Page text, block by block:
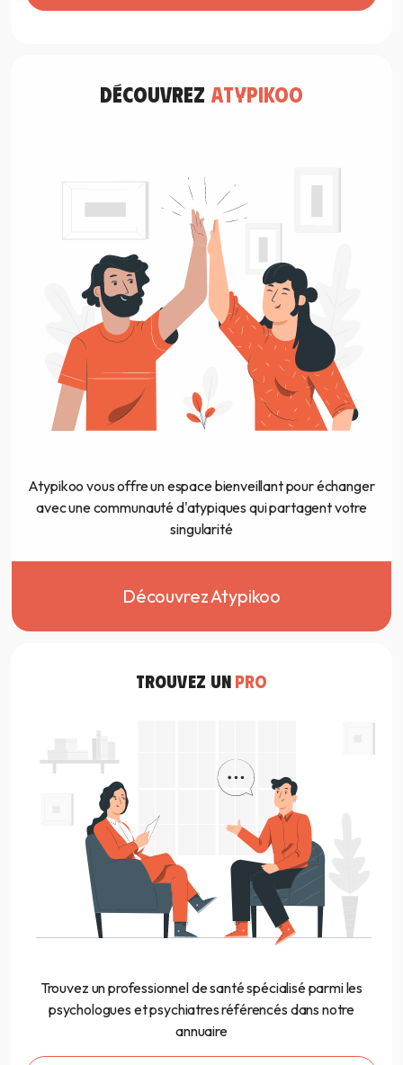
découvrez atypikoo
Atypikoo vous offre un espace bienveillant pour échanger
avec une communauté d'atypiques qui partagent votre
singularité
Découvrez Atypikoo
TROUVEZ UN PRO
Trouvez un professionnel de santé spécialisé parmi les
psychologues et psychiatres référencés dans notre
annuaire